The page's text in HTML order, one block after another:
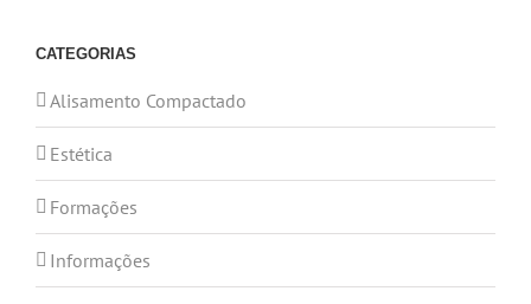
CATEGORIAS
Alisamento Compactado
Estética
Formações
Informações